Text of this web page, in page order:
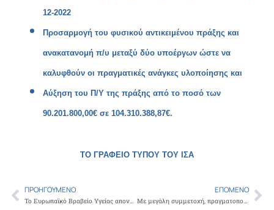
12-2022
Προσαρμογή του φυσικού αντικειμένου πράξης και
ανακατανομή π/υ μεταξύ δύο υποέργων ώστε να
καλυφθούν οι πραγματικές ανάγκες υλοποίησης και
Αύξηση του Π/Υ της πράξης από το ποσό των
90.201.800,00€ σε 104.310.388,87€.
ΤΟ ΓΡΑΦΕΙΟ ΤΥΠΟΥ ΤΟΥ ΙΣΑ
Prev
ΠΡΟΗΓΟΎΜΕΝΟ
Το Ευρωπαϊκό Βραβείο Υγείας απονεμήθηκε στην Ελληνική πρωτοβουλία «SMOKE FREE GREECE» για τη δράση της κατά του καρκίνου
ΕΠΌΜΕΝΟ
Με μεγάλη συμμετοχή, πραγματοποιήθηκε η σύσκεψη των Προέδρων των Ιατρικών Συλλόγων της χώρας, με το Συντονιστικό Όργανο των Φορέων Π.Φ.Υ. που συγκάλεσε ο Πρόεδρος του ΙΣΑ